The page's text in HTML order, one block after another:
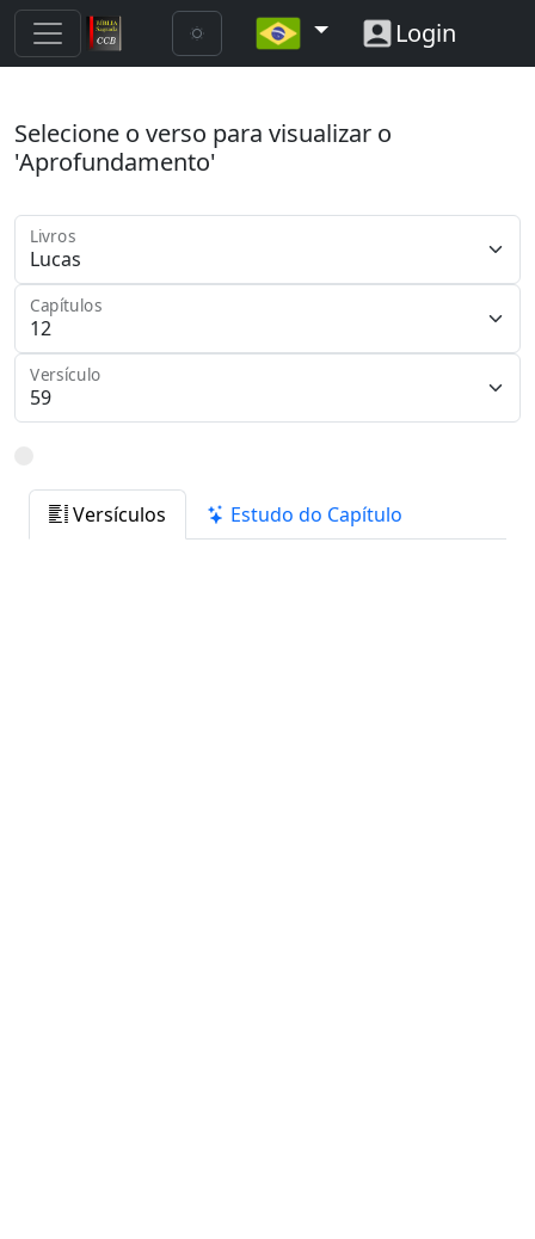
Login
Selecione o verso para visualizar o
'Aprofundamento'
Livros
Capítulos
Versículo
Versículos Estudo do Capítulo